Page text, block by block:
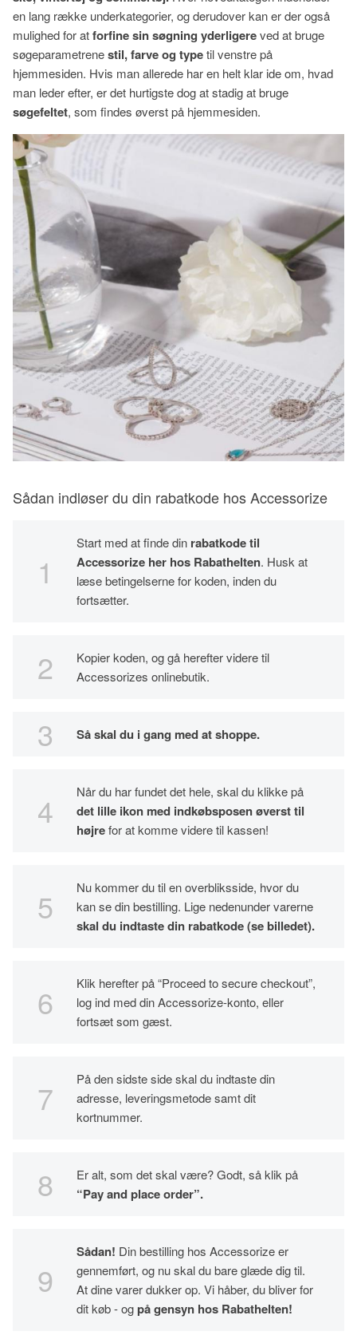
en lang række underkategorier, og derudover kan er der også
mulighed for atforfine sin søgning yderligereved at bruge
søgeparametrenestil, farve og typetil venstre på
hjemmesiden. Hvis man allerede har en helt klar ide om, hvad
man leder efter, er det hurtigste dog at stadig at bruge
søgefeltet, som findes øverst på hjemmesiden.
Sådan indløser du din rabatkode hos Accessorize
Start med at finde din rabatkode til
Accessorize her hos Rabathelten. Husk at
læse betingelserne for koden, inden du
fortsætter.
Kopier koden, og gå herefter videre til
Accessorizes onlinebutik.
Så skal du i gang med at shoppe.
Når du har fundet det hele, skal du klikke på
det lille ikon med indkøbsposen øverst til
højrefor at komme videre til kassen!
Nu kommer du til en overbliksside, hvor du
kan se din bestilling. Lige nedenunder varerne
skal du indtaste din rabatkode (se billedet).
Klik herefter på “Proceed to secure checkout”,
log ind med din Accessorize-konto, eller
fortsæt som gæst.
På den sidste side skal du indtaste din
adresse, leveringsmetode samt dit
kortnummer.
Er alt, som det skal være? Godt, så klik på
“Pay and place order”.
Sådan! Din bestilling hos Accessorize er
gennemført, og nu skal du bare glæde dig til.
At dine varer dukker op. Vi håber, du bliver for
dit køb - ogpå gensyn hos Rabathelten!